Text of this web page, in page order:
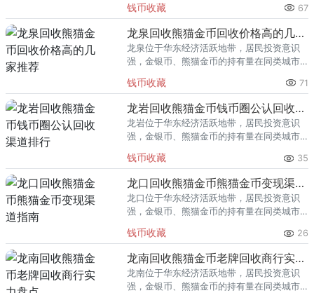
熊猫金币的需求就明显升温，但鱼龙混杂的
回收渠道里，能精准识别版别溢
钱币收藏 67
龙泉回收熊猫金币回收价格高的几家推荐
龙泉位于华东经济活跃地带，居民投资意识
强，金银币、熊猫金币的持有量在同类城市
熊猫金币的需求就明显升温，但鱼龙混杂的
回收渠道里，能精准识别版别溢
钱币收藏 71
龙岩回收熊猫金币钱币圈公认回收渠道排行
龙岩位于华东经济活跃地带，居民投资意识
强，金银币、熊猫金币的持有量在同类城市
熊猫金币的需求就明显升温，但鱼龙混杂的
回收渠道里，能精准识别版别溢
钱币收藏 35
龙口回收熊猫金币熊猫金币变现渠道指南
龙口位于华东经济活跃地带，居民投资意识
强，金银币、熊猫金币的持有量在同类城市
熊猫金币的需求就明显升温，但鱼龙混杂的
回收渠道里，能精准识别版别溢
钱币收藏 26
龙南回收熊猫金币老牌回收商行实力盘点
龙南位于华东经济活跃地带，居民投资意识
强，金银币、熊猫金币的持有量在同类城市